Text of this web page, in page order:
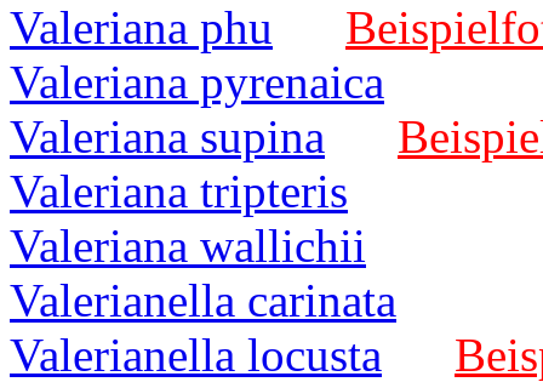
Valeriana phu
Valeriana pyrenaica
Valeriana supina
Valeriana tripteris
Valeriana wallichii
Valerianella carinata
Valerianella locusta